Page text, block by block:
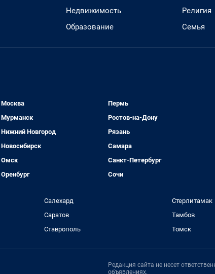
Недвижимость
Образование
Религия
Семья
Москва
Мурманск
Нижний Новгород
Новосибирск
Омск
Оренбург
Пермь
Ростов-на-Дону
Рязань
Самара
Санкт-Петербург
Сочи
Салехард
Саратов
Ставрополь
Стерлитамак
Тамбов
Томск
Редакция сайта не несет
объявлениях.